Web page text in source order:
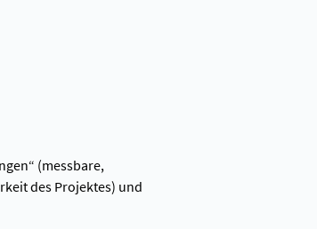
(messbare,
des Projektes) und